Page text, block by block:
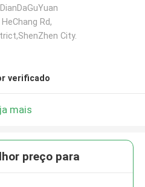
Rd,
City.
verificado
mais
preço para